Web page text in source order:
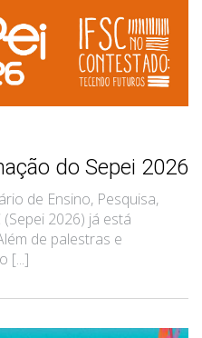
do Sepei 2026
de Ensino, Pesquisa,
2026) já está
de palestras e
[...]